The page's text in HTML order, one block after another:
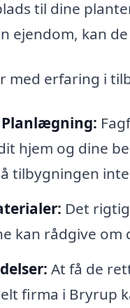
til dine
ejendom, kan
med erfaring i
Planlægning:
hjem og dine
tilbygningen
Det
kan rådgive
At få de
firma i Bryrup